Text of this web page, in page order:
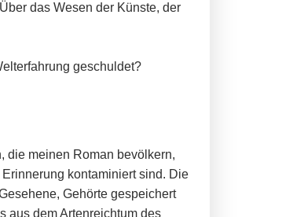
das Wesen der Künste, der
geschuldet?
die meinen Roman bevölkern,
kontaminiert sind. Die
Gehörte gespeichert
aus dem Artenreichtum des